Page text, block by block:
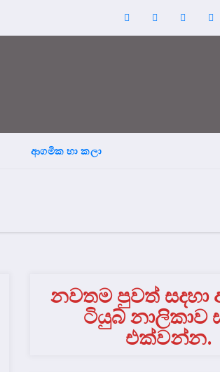
ආගමික හා කලා
නවතම පුවත් සදහා
ටියුබ් නාලිකාව
එක්වන්න.